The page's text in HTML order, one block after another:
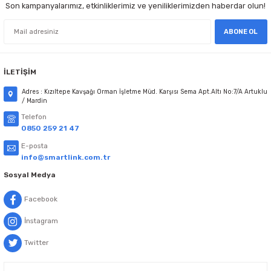
alışveriş yaparım, tek sıkıntı yaşadım
Ö... K... | 07/07/2025
Güzel ve kaliteli bir ürün. Satıcı firma
güvenilir. Kargo ve teslimat hızlı
Fatih Avşar | 22/05/2025
Herkese tavsiye ederim çok iyi
ertuğrul YALÇIN | 21/05/2025
Kaliteli hizmet hızlı kargo
M... A... | 24/04/2025
Son kampanyalarımız, etkinliklerimiz ve yeniliklerimizden haberdar olun!
ABONE OL
İLETİŞİM
Adres : Kızıltepe Kavşağı Orman İşletme Müd. Karşısı Sema Apt.Altı No:7/A Artuklu
/ Mardin
Telefon
0850 259 21 47
E-posta
info@smartlink.com.tr
Sosyal Medya
Facebook
İnstagram
Twitter